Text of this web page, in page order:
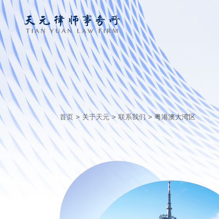
首页 > 关于天元 > 联系我们 > 粤港澳大湾区